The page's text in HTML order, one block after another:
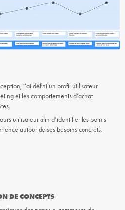
j’ai défini un profil utilisateur
et les comportements d’achat
utilisateur afin d’identifier les points
autour de ses besoins concrets.
DE CONCEPTS